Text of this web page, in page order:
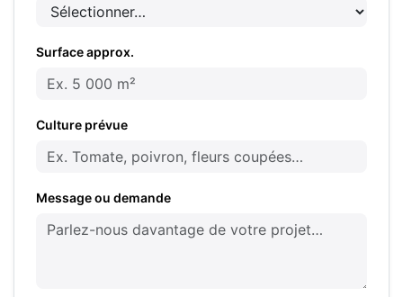
Surface approx.
Culture prévue
Message ou demande